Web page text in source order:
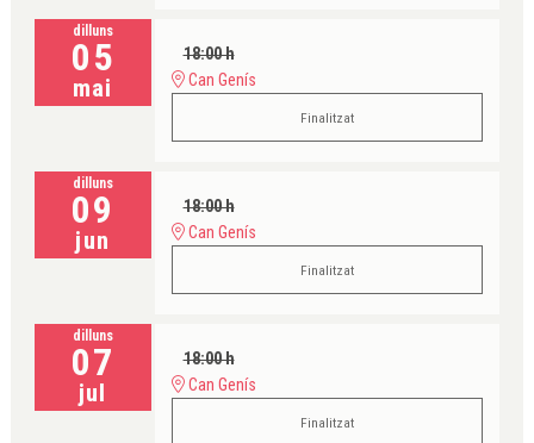
dilluns
05
mai
18:00 h
Can Genís
Finalitzat
dilluns
09
jun
18:00 h
Can Genís
Finalitzat
dilluns
07
jul
18:00 h
Can Genís
Finalitzat